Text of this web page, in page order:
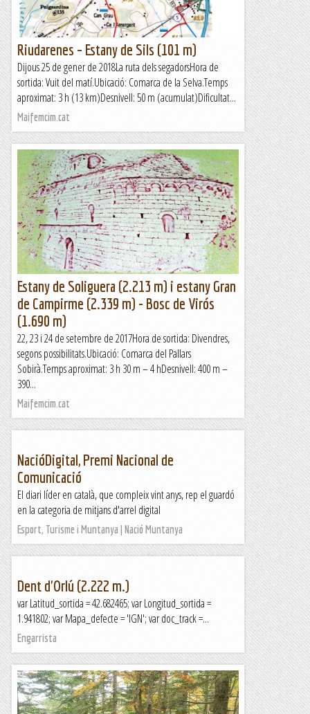
Riudarenes – Estany de Sils (101 m)
Dijous 25 de gener de 2018La ruta dels segadorsHora de
sortida: Vuit del matí.Ubicació: Comarca de la Selva.Temps
aproximat: 3 h (13 km)Desnivell: 50 m (acumulat)Dificultat...
Maifemcim.cat
Estany de Soliguera (2.213 m) i estany Gran
de Campirme (2.339 m) - Bosc de Virós
(1.690 m)
22, 23 i 24 de setembre de 2017Hora de sortida: Divendres,
segons possibilitats.Ubicació: Comarca del Pallars
Sobirà.Temps aproximat: 3 h 30 m – 4 hDesnivell: 400 m –
390...
Maifemcim.cat
NacióDigital, Premi Nacional de
Comunicació
El diari líder en català, que compleix vint anys, rep el guardó
en la categoria de mitjans d'arrel digital
Esport, Turisme i Muntanya | Nació Muntanya
Dent d'Orlú (2.222 m.)
var Latitud_sortida = 42.682465; var Longitud_sortida =
1.941802; var Mapa_defecte = 'IGN'; var doc_track =...
Engarrista